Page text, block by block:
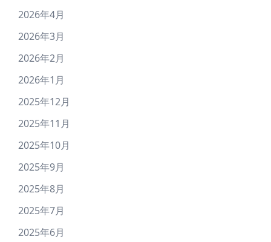
2026年4月
2026年3月
2026年2月
2026年1月
2025年12月
2025年11月
2025年10月
2025年9月
2025年8月
2025年7月
2025年6月